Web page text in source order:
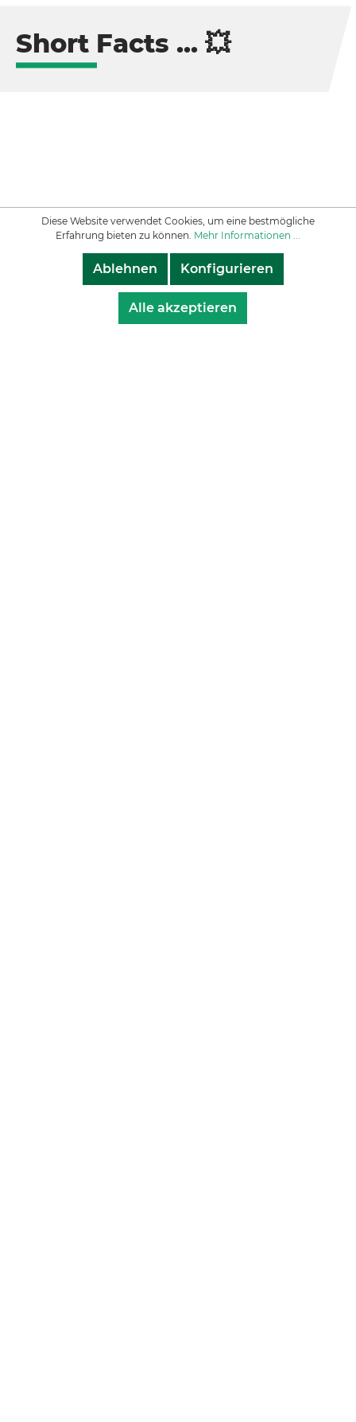
Short Facts ... 💥
Diese Website verwendet Cookies, um eine bestmögliche
Erfahrung bieten zu können. Mehr Informationen ...
Ablehnen Konfigurieren
Alle akzeptieren